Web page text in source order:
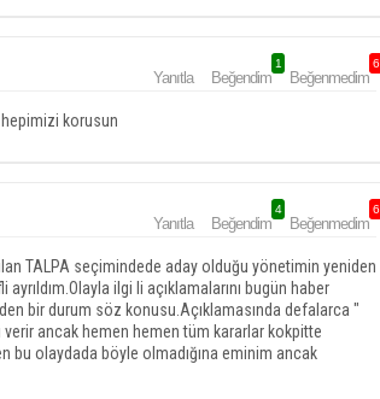
Yanıtla Beğendim
1
Beğenmedim
6
korusun
Yanıtla Beğendim
4
Beğenmedim
6
TALPA seçimindede aday olduğu yönetimin yeniden
ilgi li açıklamalarını bugün haber
bir durum söz konusu.Açıklamasında defalarca "
ancak hemen hemen tüm kararlar kokpitte
bu olaydada böyle olmadığına eminim ancak